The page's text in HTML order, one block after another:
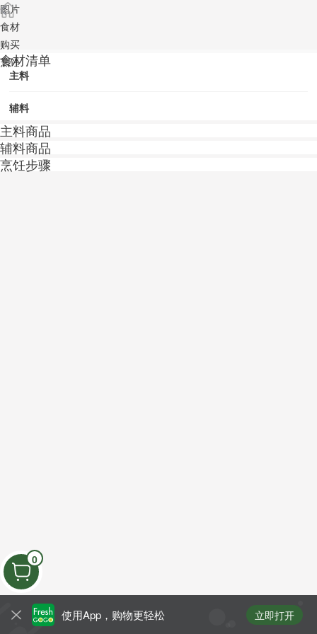
图片
食材
购买
烹饪
食材清单
主料
辅料
主料商品
辅料商品
烹饪步骤
0
使用App，购物更轻松 立即打开